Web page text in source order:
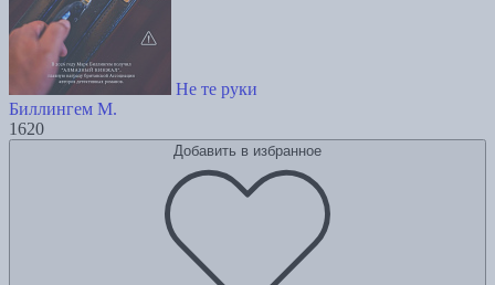
Не те руки
Биллингем М.
1620
Добавить в избранное